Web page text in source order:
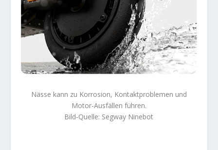
Nässe kann zu Korrosion, Kontaktproblemen und
Motor-Ausfällen führen.
Bild-Quelle: Segway Ninebot